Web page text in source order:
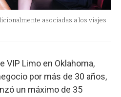
asociadas a los viajes
VIP Limo en Oklahoma,
por más de 30 años,
un máximo de 35